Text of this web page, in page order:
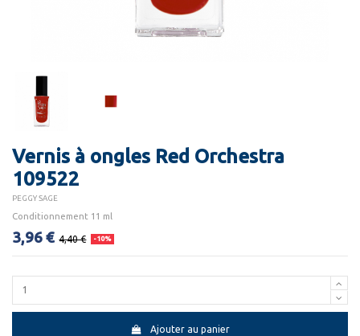
Vernis à ongles Red Orchestra
109522
PEGGY SAGE
Conditionnement 11 ml
3,96 € 4,40 € -10%
Ajouter au panier